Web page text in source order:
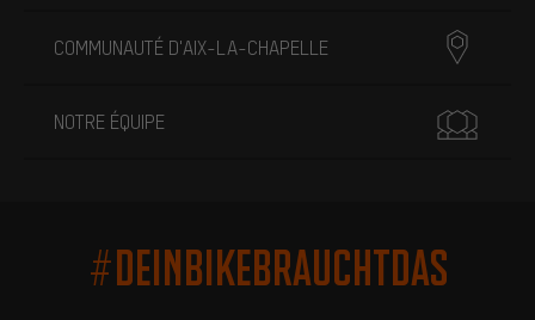
COMMUNAUTÉ D'AIX-LA-CHAPELLE
NOTRE ÉQUIPE
#DEINBIKEBRAUCHTDAS